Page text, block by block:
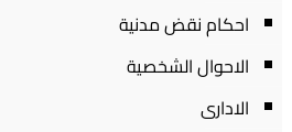
احكام نقض مدنية
الاحوال الشخصية
الادارى